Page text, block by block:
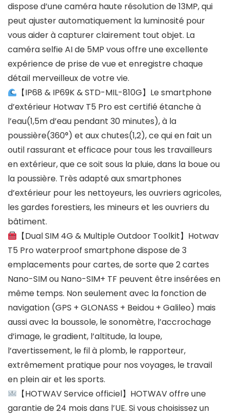
dispose d’une caméra haute résolution de 13MP, qui
peut ajuster automatiquement la luminosité pour
vous aider à capturer clairement tout objet. La
caméra selfie AI de 5MP vous offre une excellente
expérience de prise de vue et enregistre chaque
détail merveilleux de votre vie.
【IP68 & IP69K & STD-MIL-810G】Le smartphone
d’extérieur Hotwav T5 Pro est certifié étanche à
l’eau(1,5m d’eau pendant 30 minutes), à la
poussière(360°) et aux chutes(1,2), ce qui en fait un
outil rassurant et efficace pour tous les travailleurs
en extérieur, que ce soit sous la pluie, dans la boue ou
la poussière. Très adapté aux smartphones
d’extérieur pour les nettoyeurs, les ouvriers agricoles,
les gardes forestiers, les mineurs et les ouvriers du
bâtiment.
【Dual SIM 4G & Multiple Outdoor Toolkit】Hotwav
T5 Pro waterproof smartphone dispose de 3
emplacements pour cartes, de sorte que 2 cartes
Nano-SIM ou Nano-SIM+ TF peuvent être insérées en
même temps. Non seulement avec la fonction de
navigation (GPS + GLONASS + Beidou + Galileo) mais
aussi avec la boussole, le sonomètre, l’accrochage
d’image, le gradient, l’altitude, la loupe,
l’avertissement, le fil à plomb, le rapporteur,
extrêmement pratique pour nos voyages, le travail
en plein air et les sports.
【HOTWAV Service officiel】HOTWAV offre une
garantie de 24 mois dans l’UE. Si vous choisissez un